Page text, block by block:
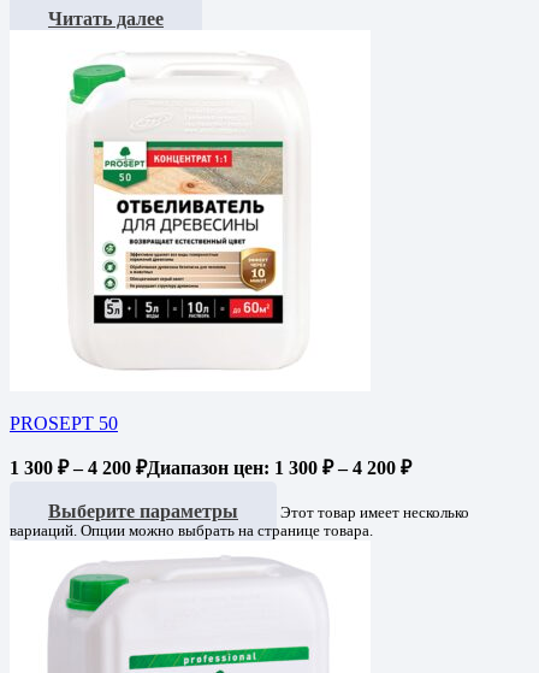
Читать далее
PROSEPT 50
1 300 ₽ – 4 200 ₽Диапазон цен: 1 300 ₽ – 4 200 ₽
Выберите параметры
Этот товар имеет несколько
вариаций. Опции можно выбрать на странице товара.